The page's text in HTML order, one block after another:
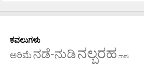
ಕವಲುಗಳು
ಅರಿಮೆನಡೆ-ನುಡಿನಲ್ಬರಹ ನಾಡು